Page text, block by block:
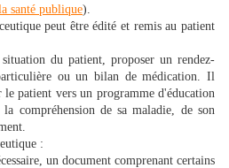
santé publique).
peut être édité et remis au patient
du patient, proposer un rendez-
ou un bilan de médication. Il
patient vers un programme d'éducation
compréhension de sa maladie, de son
:
un document comprenant certains